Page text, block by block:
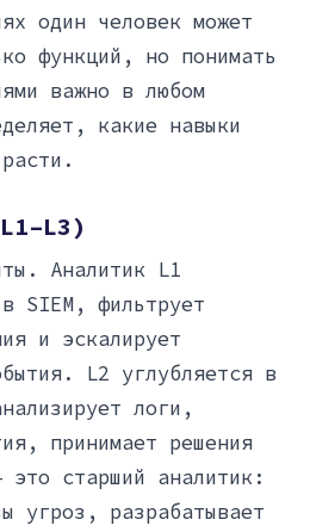
один человек может
функций, но понимать
важно в любом
какие навыки
Аналитик L1
SIEM, фильтрует
и эскалирует
L2 углубляется в
логи,
принимает решения
старший аналитик:
угроз, разрабатывает